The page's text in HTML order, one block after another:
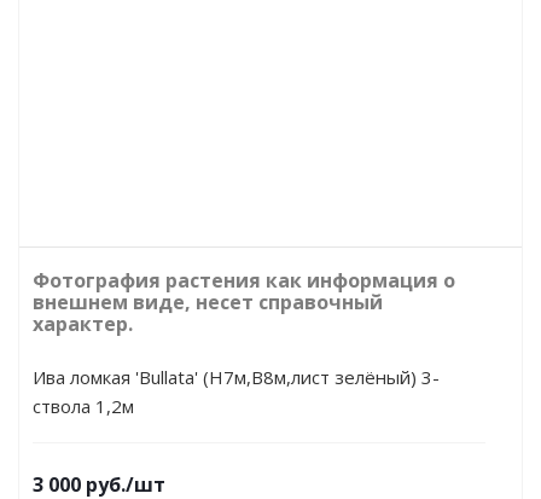
Фотография растения как информация о
внешнем виде, несет справочный
характер.
Ива ломкая 'Bullata' (Н7м,В8м,лист зелёный) 3-
ствола 1,2м
3 000 руб./шт